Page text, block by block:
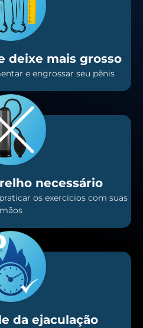
deixe mais grosso
e engrossar seu pênis
necessário
os exercícios com suas
mãos
da ejaculação